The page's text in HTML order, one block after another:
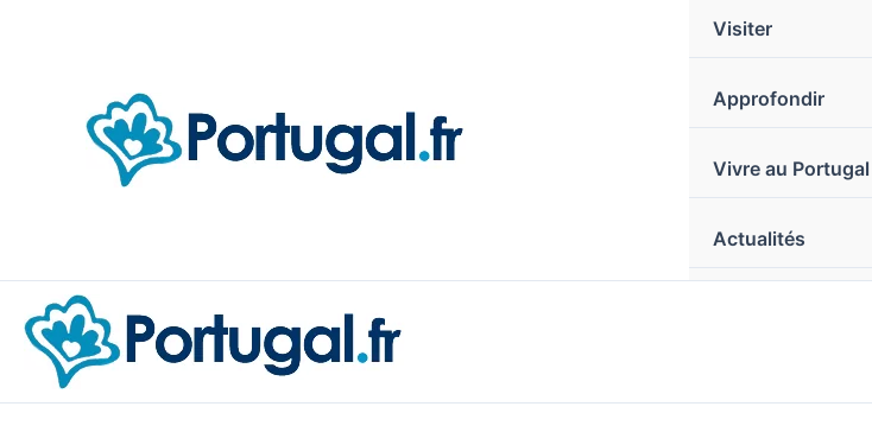
Visiter
Approfondir
Vivre au Portugal
Actualités